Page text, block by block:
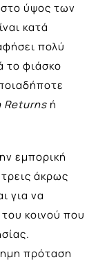
στο ύψος των
κατά
πολύ
το φιάσκο
Returns ή
εμπορική
άκρως
για να
κοινού που
πρόταση